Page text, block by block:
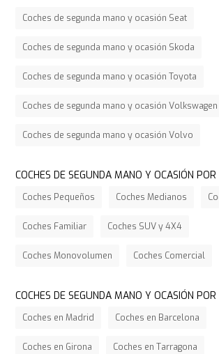
Coches de segunda mano y ocasión Seat
Coches de segunda mano y ocasión Skoda
Coches de segunda mano y ocasión Toyota
Coches de segunda mano y ocasión Volkswagen
Coches de segunda mano y ocasión Volvo
COCHES DE SEGUNDA MANO Y OCASIÓN
Coches Pequeños Coches Medianos
Coches Familiar Coches SUV y 4X4
Coches Monovolumen Coches Comercial
COCHES DE SEGUNDA MANO Y OCASIÓN
Coches en Madrid Coches en Barcelona
Coches en Girona Coches en Tarragona